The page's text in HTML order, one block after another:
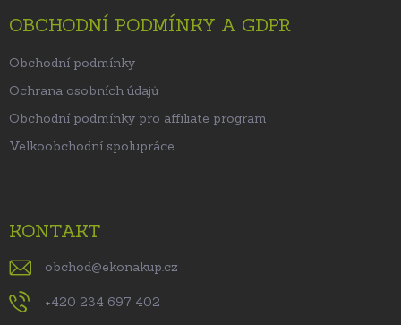
OBCHODNÍ PODMÍNKY A GDPR
Obchodní podmínky
Ochrana osobních údajů
Obchodní podmínky pro affiliate program
Velkoobchodní spolupráce
KONTAKT
obchod@ekonakup.cz
+420 234 697 402